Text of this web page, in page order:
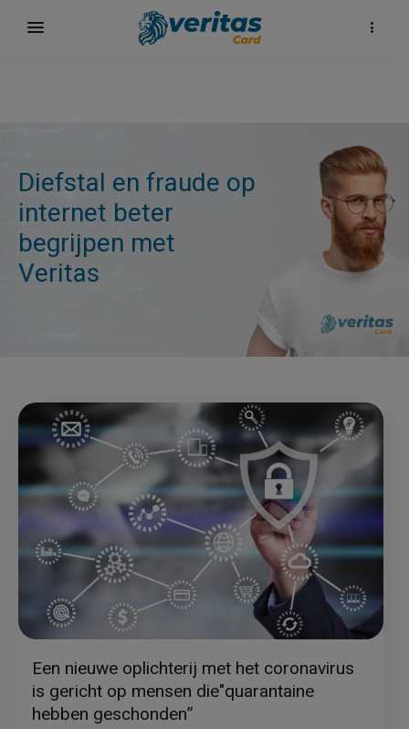
Diefstal en fraude op
internet beter
begrijpen met
Veritas
Een nieuwe oplichterij met het coronavirus
is gericht op mensen die"quarantaine
hebben geschonden”